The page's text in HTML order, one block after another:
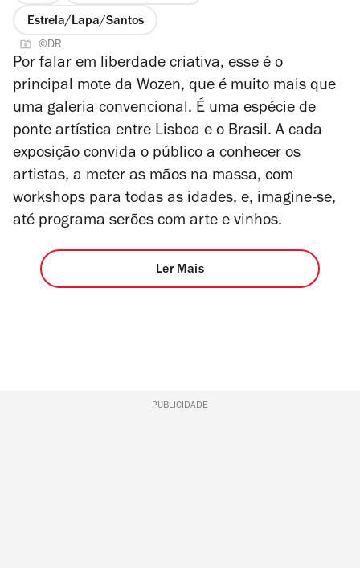
Estrela/Lapa/Santos
©DR
Por falar em liberdade criativa, esse é o
principal mote da Wozen, que é muito mais que
uma galeria convencional. É uma espécie de
ponte artística entre Lisboa e o Brasil. A cada
exposição convida o público a conhecer os
artistas, a meter as mãos na massa, com
workshops para todas as idades, e, imagine-se,
até programa serões com arte e vinhos.
Ler Mais
PUBLICIDADE